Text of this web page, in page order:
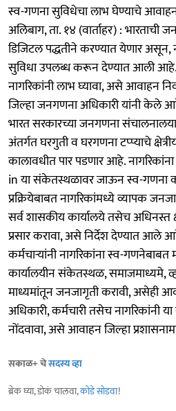
स्व-गणना सुविधेचा लाभ घेण्याचे
अलिबाग, ता. १४ (वार्ताहर) : भारताची
डिजिटल पद्धतीने करण्यात येणार असून,
सुविधा उपलब्ध करून देण्यात आली
नागरिकांनी लाभ घ्यावा, असे आवाहन
जिल्हा जनगणना अधिकारी यांनी केले
भारत सरकारच्या जनगणना
अंतर्गत घरगुती व घरगणना टप्प्याचे
कालावधीत पार पडणार आहे.
in या संकेतस्थळावर जाऊन स्व-गणना
प्रक्रियेबाबत नागरिकांमध्ये व्यापक
सर्व शासकीय कार्यालये तसेच अधिनस्त
प्रसार करावा, असे निर्देश देण्यात आले
कर्मचाऱ्यांनी नागरिकांना स्व-
कार्यालयीन संकेतस्थळ, समाजमाध्यमे,
माध्यमांतून जनजागृती करावी, असेही
अधिकारी, कर्मचारी तसेच नागरिकांनी या
नोंदवावा, असे आवाहन जिल्हा
सकाळ+ चेसदस्य व्हा
ब्रेक घ्या, डोकं चालवा,कोडे सोडवा!